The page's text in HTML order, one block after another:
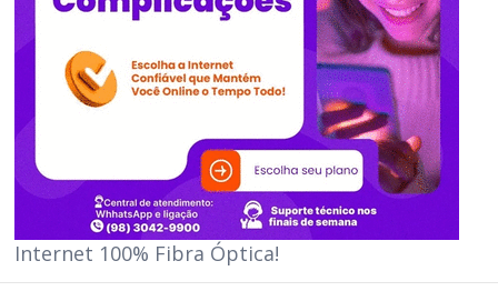
Internet 100% Fibra Óptica!